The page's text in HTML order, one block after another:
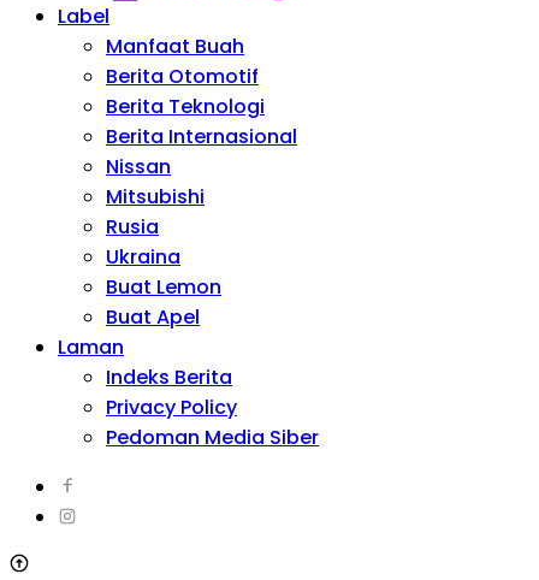
Label
Manfaat Buah
Berita Otomotif
Berita Teknologi
Berita Internasional
Nissan
Mitsubishi
Rusia
Ukraina
Buat Lemon
Buat Apel
Laman
Indeks Berita
Privacy Policy
Pedoman Media Siber